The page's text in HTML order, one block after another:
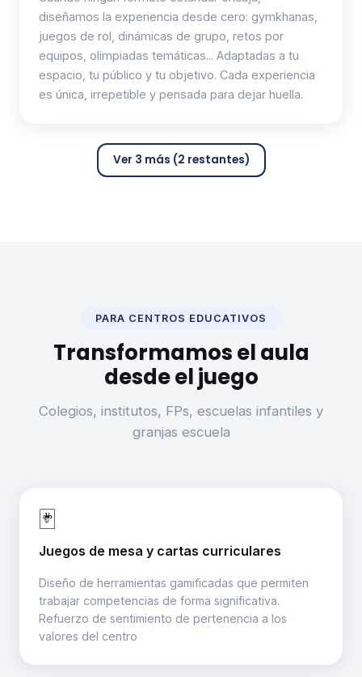
diseñamos la experiencia desde cero: gymkhanas,
juegos de rol, dinámicas de grupo, retos por
equipos, olimpiadas temáticas... Adaptadas a tu
espacio, tu público y tu objetivo. Cada experiencia
es única, irrepetible y pensada para dejar huella.
Ver 3 más (2 restantes)
PARA CENTROS EDUCATIVOS
Transformamos el aula
desde el juego
Colegios, institutos, FPs, escuelas infantiles y
granjas escuela
🃏
Juegos de mesa y cartas curriculares
Diseño de herramientas gamificadas que permiten
trabajar competencias de forma significativa.
Refuerzo de sentimiento de pertenencia a los
valores del centro